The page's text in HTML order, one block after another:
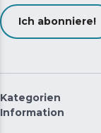
Ich abonniere!
Kategorien
Information